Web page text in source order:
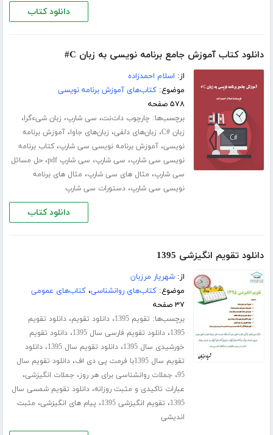
دانلود کتاب
دانلود کتاب آموزش جامع برنامه نویسی به زبان C#
از: اسلام احمدزاده
موضوع:کتاب‌های آموزش برنامه نویسی
۵۷۸ صفحه
برچسب‌ها: چارچوب دات‌نت، سی شارپ، زبان شیءگرا،
زبان #C ، زبان‌های دلفی، زبان‌های جاوا،آموزش برنامه
نویسی،آموزش برنامه نویسی سی شارپ،کتاب برنامه
نویسی سی شارپ، سی شارپ، سی شارپ pdf ،حل مسائل
سی شارپ، مثال های سی شارپ، مثال های برنامه
نویسی سی شارپ،دستورات سی شارپ
دانلود کتاب
دانلود تقویم انگیزشی 1395
از:شهریار مرزبان
موضوع:کتاب‌های روانشناسی،کتاب‌های عمومی
۳۷ صفحه
برچسب‌ها: تقویم 1395 ،دانلود تقویم،دانلود تقویم
1395،دانلود تقویم فارسی سال 1395 ،دانلود تقویم
خورشیدی سال 1395
،دانلود تقویم سال 1395 ،دانلود
تقویم سال 1395با فرمت پی دی اف
،دانلود تقویم سال
95، جملات روانشناسی برای هر روز، جملات انگیزشی،
عبارات تاکیدی و مثبت روزانه،دانلود تقویم شمسی سال
1395، تقویم انگیزشی 1395 ، پیام های انگیزشی، مثبت
اندیشی